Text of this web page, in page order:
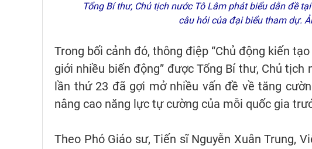
Tổng Bí thư, Chủ tịch nước Tô Lâm phát biểu dẫn đề
câu hỏi của đại biểu tham dự.
Trong bối cảnh đó, thông điệp “Chủ động kiến
giới nhiều biến động” được Tổng Bí thư, Chủ
lần thứ 23 đã gợi mở nhiều vấn đề về tăng
nâng cao năng lực tự cường của mỗi quốc gia
Theo Phó Giáo sư, Tiến sĩ Nguyễn Xuân Trung,